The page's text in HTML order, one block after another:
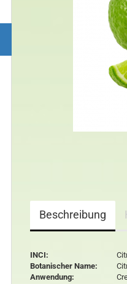
Beschreibung
INCI:
Botanischer Name:
Anwendung: